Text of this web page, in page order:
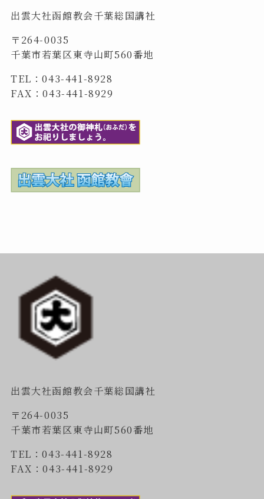
出雲大社函館教会千葉総国講社
〒264-0035
千葉市若葉区東寺山町560番地
TEL：043-441-8928
FAX：043-441-8929
出雲大社函館教会千葉総国講社
〒264-0035
千葉市若葉区東寺山町560番地
TEL：043-441-8928
FAX：043-441-8929